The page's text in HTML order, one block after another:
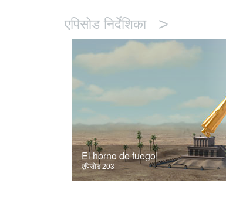
एपिसोड निर्देशिका >
El horno de fuego!
एपिसोड 203